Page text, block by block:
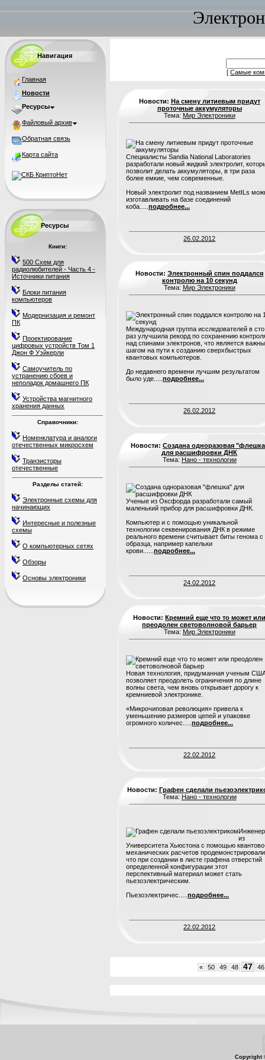
Навигация
Главная
Новости
Ресурсы
Файловый архив
Обратная связь
Карта сайта
Ресурсы
Книги:
500 Схем для
радиолюбителей - Часть 4 -
Источники питания
Блоки питания
компьютеров
Модернизация и ремонт
ПК
Проектирование
цифровых устройств Том 1
Джон Ф Уэйкерли
Самоучитель по
устранению сбоев и
неполадок домашнего ПК
Устройства магнитного
хранения данных
Справочники:
Номенклатура и аналоги
отечественных микросхем
Транзисторы
отечественные
Разделы статей:
Электронные схемы для
начинающих
Интересные и полезные
схемы
О компьютерных сетях
Обзоры
Основы электроники
[ Самые
Новости: На смену литиевым придут
проточные аккумуляторы
Тема: Мир Электроники
Специалисты Sandia National Laboratories
разработали новый жидкий электролит,
позволит делать аккумуляторы, в три раза
более емкие, чем современные.
Новый электролит под названием MetILs
изготавливать на базе соединений
коба..... подробнее...
26.02.2012
Новости:Электронный спин поддался
контролю на 10 секунд
Тема: Мир Электроники
Международная группа исследователей в сто
раз улучшила рекорд по сохранению
над спинами электронов, что является
шагом на пути к созданию сверхбыстрых
квантовых компьютеров.
До недавнего времени лучшим результатом
было уде..... подробнее...
26.02.2012
Новости:Создана одноразовая
для расшифровки ДНК
Тема: Нано - технологии
Ученые из Оксфорда разработали самый
маленький прибор для расшифровки ДНК.
Компьютер и с помощью уникальной
технологии секвенирования ДНК в режиме
реального времени считывает биты генома с
образца, например капельки
крови...... подробнее...
24.02.2012
Новости:Кремний еще что то может
преодолен световолновой барьер
Тема: Мир Электроники
Новая технология, придуманная ученым
позволяет преодолеть ограничения по длине
волны света, чем вновь открывает дорогу к
кремниевой электронике.
«Микрочиповая революция» привела к
уменьшению размеров цепей и упаковке
огромного количес..... подробнее...
22.02.2012
Новости: Графен сделали
Тема: Нано - технологии
из
Университета Хьюстона с помощью
механических расчетов
что при создании в листе графена отверстий
определенной конфигурации этот
перспективный материал может стать
пьезоэлектрическим.
Пьезоэлектричес..... подробнее...
22.02.2012
« 50 49 48 47 46
Copyright